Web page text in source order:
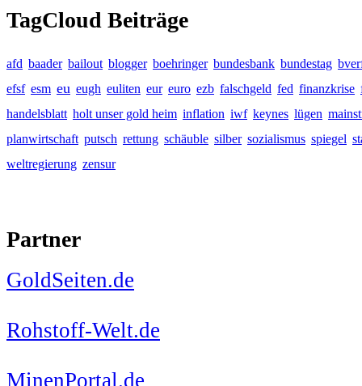
TagCloud Beiträge
afd baader bailout blogger boehringer bundesbank bundestag
efsf esm eu eugh euliten eur euro ezb falschgeld fed finanzkrise
handelsblatt holt unser gold heim inflation iwf keynes lügen
planwirtschaft putsch rettung schäuble silber sozialismus spiegel
weltregierung zensur
Partner
GoldSeiten.de
Rohstoff-Welt.de
MinenPortal.de